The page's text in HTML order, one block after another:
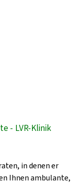
- LVR-Klinik
in denen er
Ihnen ambulante,